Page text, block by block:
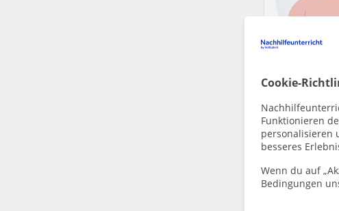
Cookie-
Funktionieren
personalisieren
besseres
Wenn du auf
Bedingungen